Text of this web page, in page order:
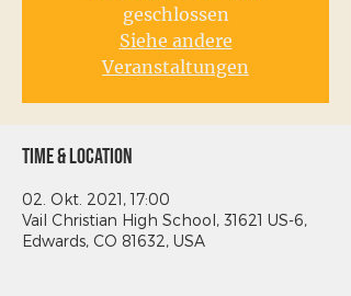
geschlossen
Siehe andere
Veranstaltungen
Time & Location
02. Okt. 2021, 17:00
Vail Christian High School, 31621 US-6,
Edwards, CO 81632, USA